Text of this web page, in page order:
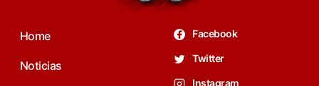
Home
Noticias
Facebook
Twitter
Instagram